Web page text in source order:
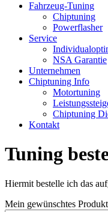
Fahrzeug-Tuning
Chiptuning
Powerflasher
Service
NSA Garantie
Unternehmen
Chiptuning Info
Motortuning
Chiptuning
Kontakt
Tuning
Hiermit bestelle ich das
Mein gewünschtes Produkt